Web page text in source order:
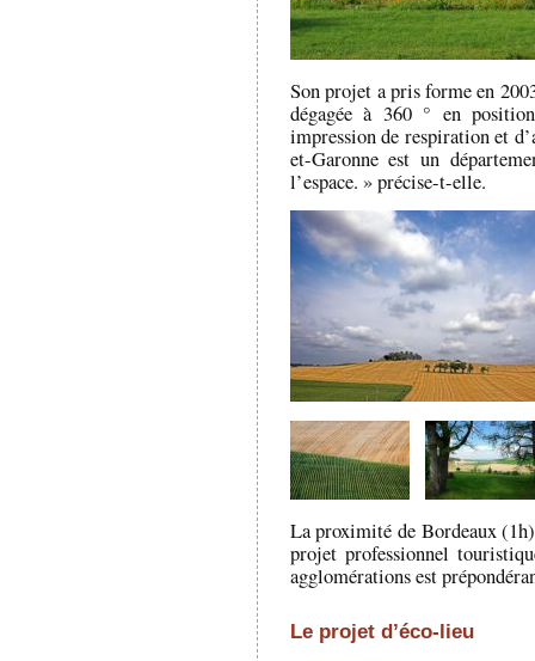
Son projet a pris forme en
dégagée à 360 ° en
impression de respiration et
et-Garonne est un
l’espace. » précise-t-elle.
La proximité de Bordeaux
projet professionnel
agglomérations est
Le projet d’éco-lieu